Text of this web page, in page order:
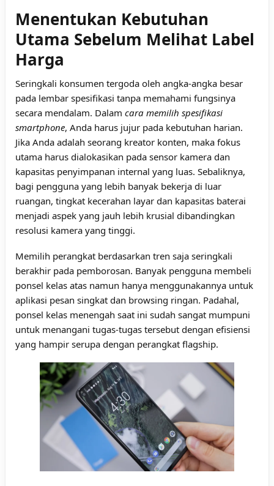
Menentukan Kebutuhan
Utama Sebelum Melihat Label
Harga
Seringkali konsumen tergoda oleh angka-angka besar
pada lembar spesifikasi tanpa memahami fungsinya
secara mendalam. Dalam cara memilih spesifikasi
smartphone, Anda harus jujur pada kebutuhan harian.
Jika Anda adalah seorang kreator konten, maka fokus
utama harus dialokasikan pada sensor kamera dan
kapasitas penyimpanan internal yang luas. Sebaliknya,
bagi pengguna yang lebih banyak bekerja di luar
ruangan, tingkat kecerahan layar dan kapasitas baterai
menjadi aspek yang jauh lebih krusial dibandingkan
resolusi kamera yang tinggi.
Memilih perangkat berdasarkan tren saja seringkali
berakhir pada pemborosan. Banyak pengguna membeli
ponsel kelas atas namun hanya menggunakannya untuk
aplikasi pesan singkat dan browsing ringan. Padahal,
ponsel kelas menengah saat ini sudah sangat mumpuni
untuk menangani tugas-tugas tersebut dengan efisiensi
yang hampir serupa dengan perangkat flagship.